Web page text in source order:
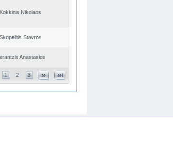
Kokkinis Nikolaos
Skopelitis Stavros
Anastasios
1 2 3